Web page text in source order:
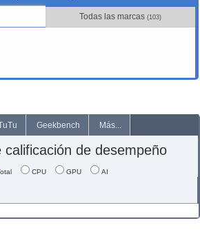
Todas las marcas(103)
Geekbench Más...
calificación de desempeño
CPU GPU AI